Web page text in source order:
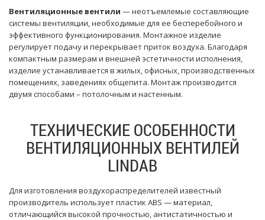
Вентиляционные вентили — неотъемлемые составляющие
системы вентиляции, необходимые для ее бесперебойного и
эффективного функционирования. Монтажное изделие
регулирует подачу и перекрывает приток воздуха. Благодаря
компактным размерам и внешней эстетичности исполнения,
изделие устанавливается в жилых, офисных, производственных
помещениях, заведениях общепита. Монтаж производится
двумя способами – потолочным и настенным.
ТЕХНИЧЕСКИЕ ОСОБЕННОСТИ
ВЕНТИЛЯЦИОННЫХ ВЕНТИЛЕЙ
LINDAB
Для изготовления воздухораспределителей известный
производитель использует пластик ABS — материал,
отличающийся высокой прочностью, антистатичностью и